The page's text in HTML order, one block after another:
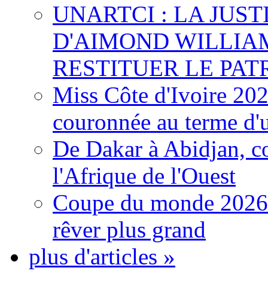
UNARTCI : LA
D'AIMOND
RESTITUER LE
Miss Côte d'Ivoire
couronnée au terme
De Dakar à Abidjan,
l'Afrique de l'Ouest
Coupe du monde
rêver plus grand
plus d'articles »